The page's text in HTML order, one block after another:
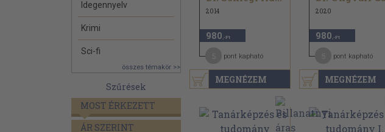
Idegennyelv
Krimi
Sci-fi
összes témakör >>
Szűrések
MOST ÉRKEZETT
ÁR SZERINT
MEGNÉZEM
2014
980 ,-Ft
pont kapható
MEGNÉZEM
2020
980 ,-Ft
pont kapható